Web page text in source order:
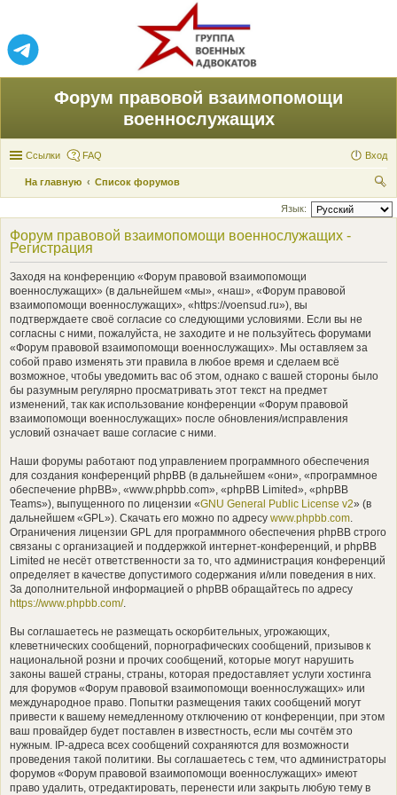
Форум правовой взаимопомощи
военнослужащих
Ссылки FAQ Вход
На главную
Список форумов
ои
Язык:
Форум правовой взаимопомощи военнослужащих -
Регистрация
Заходя на конференцию «Форум правовой взаимопомощи
военнослужащих» (в дальнейшем «мы», «наш», «Форум правовой
взаимопомощи военнослужащих», «https://voensud.ru»), вы
подтверждаете своё согласие со следующими условиями. Если вы не
согласны с ними, пожалуйста, не заходите и не пользуйтесь форумами
«Форум правовой взаимопомощи военнослужащих». Мы оставляем за
собой право изменять эти правила в любое время и сделаем всё
возможное, чтобы уведомить вас об этом, однако с вашей стороны было
бы разумным регулярно просматривать этот текст на предмет
изменений, так как использование конференции «Форум правовой
взаимопомощи военнослужащих» после обновления/исправления
условий означает ваше согласие с ними.
Наши форумы работают под управлением программного обеспечения
для создания конференций phpBB (в дальнейшем «они», «программное
обеспечение phpBB», «www.phpbb.com», «phpBB Limited», «phpBB
Teams»), выпущенного по лицензии «GNU General Public License v2» (в
дальнейшем «GPL»). Скачать его можно по адресу www.phpbb.com.
Ограничения лицензии GPL для программного обеспечения phpBB строго
связаны с организацией и поддержкой интернет-конференций, и phpBB
Limited не несёт ответственности за то, что администрация конференций
определяет в качестве допустимого содержания и/или поведения в них.
За дополнительной информацией о phpBB обращайтесь по адресу
https://www.phpbb.com/.
Вы соглашаетесь не размещать оскорбительных, угрожающих,
клеветнических сообщений, порнографических сообщений, призывов к
национальной розни и прочих сообщений, которые могут нарушить
законы вашей страны, страны, которая предоставляет услуги хостинга
для форумов «Форум правовой взаимопомощи военнослужащих» или
международное право. Попытки размещения таких сообщений могут
привести к вашему немедленному отключению от конференции, при этом
ваш провайдер будет поставлен в известность, если мы сочтём это
нужным. IP-адреса всех сообщений сохраняются для возможности
проведения такой политики. Вы соглашаетесь с тем, что администраторы
форумов «Форум правовой взаимопомощи военнослужащих» имеют
право удалить, отредактировать, перенести или закрыть любую тему в